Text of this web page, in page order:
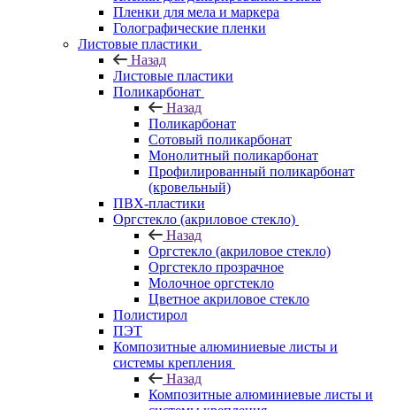
Пленки для мела и маркера
Голографические пленки
Листовые пластики
Назад
Листовые пластики
Поликарбонат
Назад
Поликарбонат
Сотовый поликарбонат
Монолитный поликарбонат
Профилированный поликарбонат
(кровельный)
ПВХ-пластики
Оргстекло (акриловое стекло)
Назад
Оргстекло (акриловое стекло)
Оргстекло прозрачное
Молочное оргстекло
Цветное акриловое стекло
Полистирол
ПЭТ
Композитные алюминиевые листы и
системы крепления
Назад
Композитные алюминиевые листы и